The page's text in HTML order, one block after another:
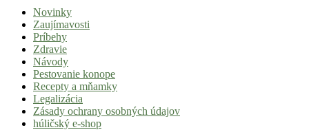
Novinky
Zaujímavosti
Príbehy
Zdravie
Návody
Pestovanie konope
Recepty a mňamky
Legalizácia
Zásady ochrany osobných údajov
húličský e-shop